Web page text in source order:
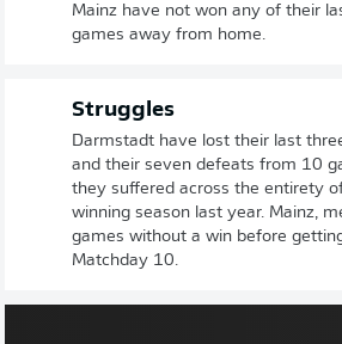
Mainz have not won any of their
games away from home.
Struggles
Darmstadt have lost their last
and their seven defeats from 10
they suffered across the entirety
winning season last year. Mainz,
games without a win before
Matchday 10.